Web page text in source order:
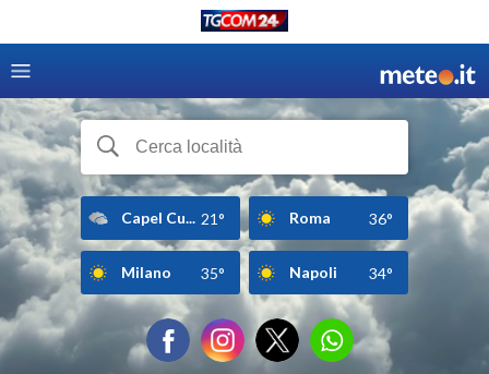
Capel Cu... 21° Roma 36°
Milano 35° Napoli 34°